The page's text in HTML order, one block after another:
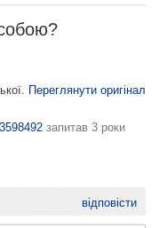
Переглянути оригінал
запитав 3 роки
відповісти